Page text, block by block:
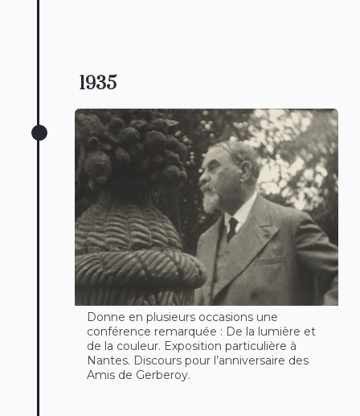
1935
Donne en plusieurs occasions une
conférence remarquée : De la lumière et
de la couleur. Exposition particulière à
Nantes. Discours pour l’anniversaire des
Amis de Gerberoy.